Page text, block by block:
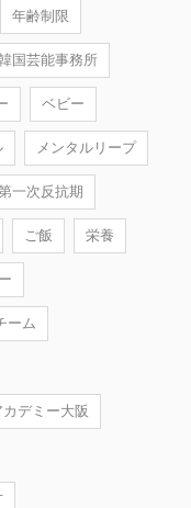
年齢制限
国芸能事務所
ベビー
メンタルリープ
一次反抗期
ご飯 栄養
ーム
デミー大阪